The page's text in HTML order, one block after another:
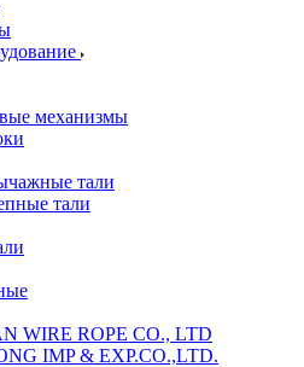
механизмы
тали
тали
WIRE ROPE CO., LTD
IMP & EXP.CO.,LTD.